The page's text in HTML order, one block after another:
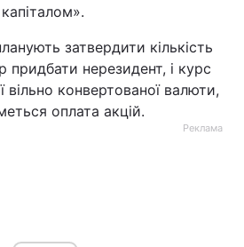
затвердити кількість
придбати нерезидент, і курс
вільно конвертованої валюти,
оплата акцій.
Реклама